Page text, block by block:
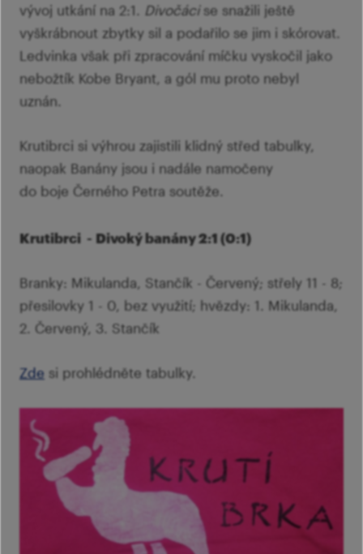
vývoj utkání na 2:1. Divočácise snažili ještě
vyškrábnout zbytky sil a podařilo se jim i skórovat.
Ledvinka však při zpracování míčku vyskočil jako
nebožtík Kobe Bryant, a gól mu proto nebyl
uznán.
Krutibrci si výhrou zajistili klidný střed tabulky,
naopak Banány jsou i nadále namočeny
do boje Černého Petra soutěže.
Krutibrci - Divoký banány 2:1 (0:1)
Branky: Mikulanda, Stančík - Červený; střely 11 - 8;
přesilovky 1 - 0, bez využití; hvězdy: 1. Mikulanda,
2. Červený, 3. Stančík
Zde si prohlédněte tabulky.